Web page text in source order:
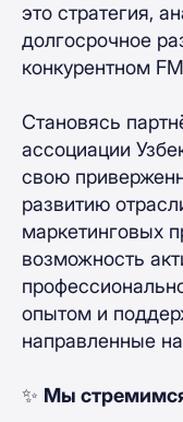
это стратегия,
долгосрочное
конкурентном
Становясь
ассоциации
свою
развитию
маркетинговых
возможность
опытом и
направленные
✨ Мы